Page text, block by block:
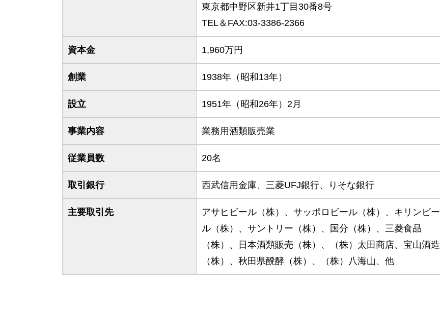
東京都中野区新井1丁目30番8号
TEL＆FAX:03-3386-2366
資本金 1,960万円
創業 1938年（昭和13年）
設立 1951年（昭和26年）2月
事業内容 業務用酒類販売業
従業員数 20名
取引銀行 西武信用金庫、三菱UFJ銀行、りそな銀行
主要取引先
アサヒビール（株）、サッポロビール（株）、キリンビー
ル（株）、サントリー（株）、国分（株）、三菱食品
（株）、日本酒類販売（株）、（株）太田商店、宝山酒造
（株）、秋田県醗酵（株）、（株）八海山、他